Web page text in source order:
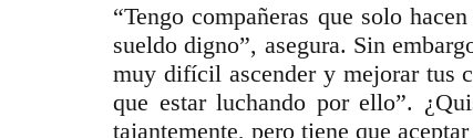
“Tengo compañeras que solo
sueldo digno”, asegura. Sin
muy difícil ascender y mejorar tus
que estar luchando por ello”.
tajantemente, pero tiene que